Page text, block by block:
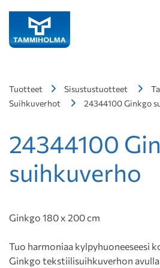
Tuotteet Sisustustuotteet
Suihkuverhot
24344100 Ginkgo
24344100
suihkuverho
Ginkgo 180 x 200 cm
Tuo harmoniaa kylpyhuoneeseesi
Ginkgo tekstiilisuihkuverhon